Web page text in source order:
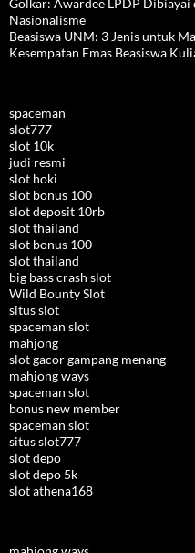
Golkar: Awardee LPDP
Nasionalisme
Beasiswa UNM: 3 Jenis untuk
Kesempatan Emas Beasiswa
spaceman
slot777
slot 10k
judi resmi
slot hoki
slot bonus 100
slot deposit 10rb
slot thailand
slot bonus 100
slot thailand
big bass crash slot
Wild Bounty Slot
situs slot
spaceman slot
mahjong
slot gacor gampang menang
mahjong ways
spaceman slot
bonus new member
spaceman slot
situs slot777
slot depo
slot depo 5k
slot athena168